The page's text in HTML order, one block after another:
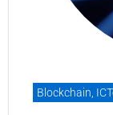
Blockchain,